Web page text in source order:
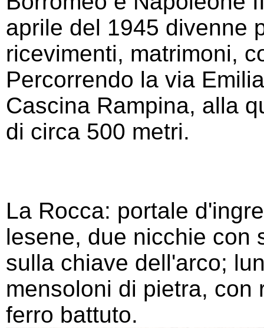
aprile del 1945 divenne
ricevimenti, matrimoni,
Percorrendo la via
Cascina Rampina, alla
di circa 500 metri.
La Rocca: portale
lesene, due nicchie con
sulla chiave dell'arco;
mensoloni di pietra, con
ferro battuto.